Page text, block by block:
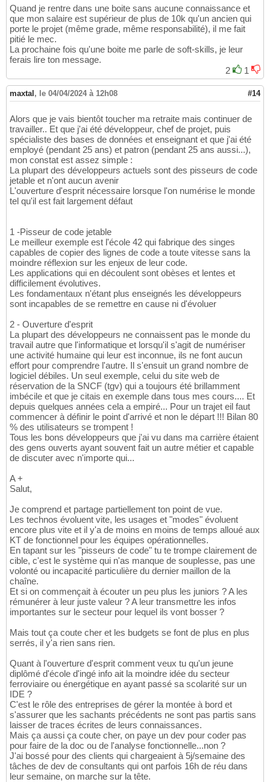
Quand je rentre dans une boite sans aucune connaissance et
que mon salaire est supérieur de plus de 10k qu'un ancien qui
porte le projet (même grade, même responsabilité), il me fait
pitié le mec.
La prochaine fois qu'une boite me parle de soft-skills, je leur
ferais lire ton message.
2
1
maxtal , le 04/04/2024 à 12h08 #14
Alors que je vais bientôt toucher ma retraite mais continuer de
travailler.. Et que j'ai été développeur, chef de projet, puis
spécialiste des bases de données et enseignant et que j'ai été
employé (pendant 25 ans) et patron (pendant 25 ans aussi...),
mon constat est assez simple :
La plupart des développeurs actuels sont des pisseurs de code
jetable et n'ont aucun avenir
L'ouverture d'esprit nécessaire lorsque l'on numérise le monde
tel qu'il est fait largement défaut
1 -Pisseur de code jetable
Le meilleur exemple est l'école 42 qui fabrique des singes
capables de copier des lignes de code a toute vitesse sans la
moindre réflexion sur les enjeux de leur code.
Les applications qui en découlent sont obèses et lentes et
difficilement évolutives.
Les fondamentaux n'étant plus enseignés les développeurs
sont incapables de se remettre en cause ni d'évoluer
2 - Ouverture d'esprit
La plupart des développeurs ne connaissent pas le monde du
travail autre que l'informatique et lorsqu'il s'agit de numériser
une activité humaine qui leur est inconnue, ils ne font aucun
effort pour comprendre l'autre. Il s'ensuit un grand nombre de
logiciel débiles. Un seul exemple, celui du site web de
réservation de la SNCF (tgv) qui a toujours été brillamment
imbécile et que je citais en exemple dans tous mes cours.... Et
depuis quelques années cela a empiré... Pour un trajet eil faut
commencer à définir le point d'arrivé et non le départ !!! Bilan 80
% des utilisateurs se trompent !
Tous les bons développeurs que j'ai vu dans ma carrière étaient
des gens ouverts ayant souvent fait un autre métier et capable
de discuter avec n'importe qui...
A +
Salut,
Je comprend et partage partiellement ton point de vue.
Les technos évoluent vite, les usages et "modes" évoluent
encore plus vite et il y'a de moins en moins de temps alloué aux
KT de fonctionnel pour les équipes opérationnelles.
En tapant sur les "pisseurs de code" tu te trompe clairement de
cible, c'est le système qui n'as manque de souplesse, pas une
volonté ou incapacité particulière du dernier maillon de la
chaîne.
Et si on commençait à écouter un peu plus les juniors ? A les
rémunérer à leur juste valeur ? A leur transmettre les infos
importantes sur le secteur pour lequel ils vont bosser ?
Mais tout ça coute cher et les budgets se font de plus en plus
serrés, il y'a rien sans rien.
Quant à l'ouverture d'esprit comment veux tu qu'un jeune
diplômé d'école d'ingé info ait la moindre idée du secteur
ferroviaire ou énergétique en ayant passé sa scolarité sur un
IDE ?
C'est le rôle des entreprises de gérer la montée à bord et
s'assurer que les sachants précédents ne sont pas partis sans
laisser de traces écrites de leurs connaissances.
Mais ça aussi ça coute cher, on paye un dev pour coder pas
pour faire de la doc ou de l'analyse fonctionnelle...non ?
J'ai bossé pour des clients qui chargeaient à 5j/semaine des
tâches de dev de consultants qui ont parfois 16h de réu dans
leur semaine, on marche sur la tête.